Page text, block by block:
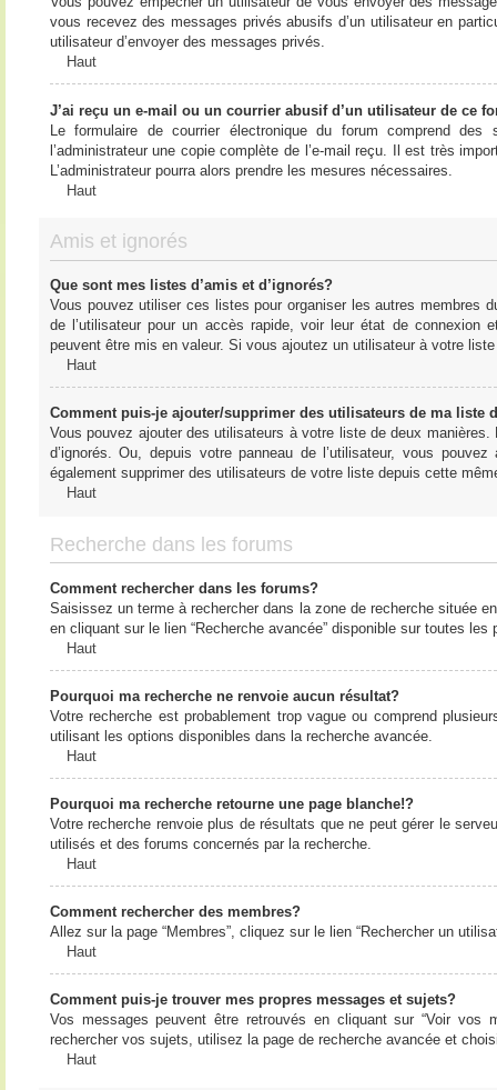
vous recevez des messages privés abusifs d’un utilisateur en
utilisateur d’envoyer des messages privés.
Haut
J’ai reçu un e-mail ou un courrier abusif d’un utilisateur de ce
Le formulaire de courrier électronique du forum comprend
l’administrateur une copie complète de l’e-mail reçu. Il est très
L’administrateur pourra alors prendre les mesures nécessaires.
Haut
Amis et ignorés
Que sont mes listes d’amis et d’ignorés?
Vous pouvez utiliser ces listes pour organiser les autres membres
de l’utilisateur pour un accès rapide, voir leur état de connexion
peuvent être mis en valeur. Si vous ajoutez un utilisateur à votre
Haut
Comment puis-je ajouter/supprimer des utilisateurs de ma liste
Vous pouvez ajouter des utilisateurs à votre liste de deux
d’ignorés. Ou, depuis votre panneau de l’utilisateur, vous
également supprimer des utilisateurs de votre liste depuis cette
Haut
Recherche dans les forums
Comment rechercher dans les forums?
Saisissez un terme à rechercher dans la zone de recherche située
en cliquant sur le lien “Recherche avancée” disponible sur toutes
Haut
Pourquoi ma recherche ne renvoie aucun résultat?
Votre recherche est probablement trop vague ou comprend
utilisant les options disponibles dans la recherche avancée.
Haut
Pourquoi ma recherche retourne une page blanche!?
Votre recherche renvoie plus de résultats que ne peut gérer le
utilisés et des forums concernés par la recherche.
Haut
Comment rechercher des membres?
Allez sur la page “Membres”, cliquez sur le lien “Rechercher un
Haut
Comment puis-je trouver mes propres messages et sujets?
Vos messages peuvent être retrouvés en cliquant sur “Voir vos
rechercher vos sujets, utilisez la page de recherche avancée et
Haut